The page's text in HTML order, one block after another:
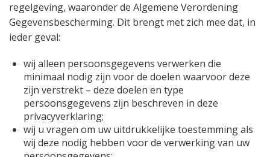
regelgeving, waaronder de Algemene Verordening
Gegevensbescherming. Dit brengt met zich mee dat, in
ieder geval:
wij alleen persoonsgegevens verwerken die
minimaal nodig zijn voor de doelen waarvoor deze
zijn verstrekt – deze doelen en type
persoonsgegevens zijn beschreven in deze
privacyverklaring;
wij u vragen om uw uitdrukkelijke toestemming als
wij deze nodig hebben voor de verwerking van uw